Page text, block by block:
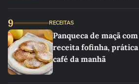
9 RECEITAS
Panqueca de maçã
receita fofinha,
café da manhã